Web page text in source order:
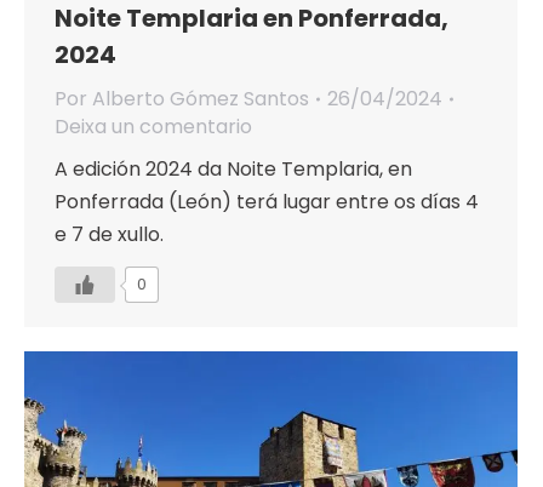
Noite Templaria en Ponferrada,
2024
Por Alberto Gómez Santos
26/04/2024
Deixa un comentario
A edición 2024 da Noite Templaria, en
Ponferrada (León) terá lugar entre os días 4
e 7 de xullo.
0